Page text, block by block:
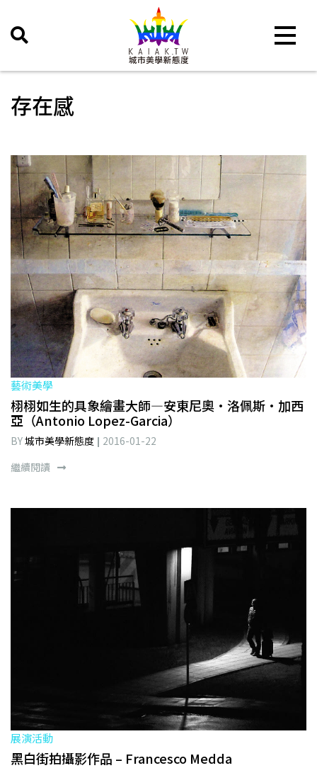
Toggle
存在感
藝術美學
栩栩如生的具象繪畫大師—安東尼奧·洛佩斯·加西
亞（Antonio Lopez-Garcia）
BY城市美學新態度
2016-01-22
繼續閱讀
展演活動
黑白街拍攝影作品 – Francesco Medda